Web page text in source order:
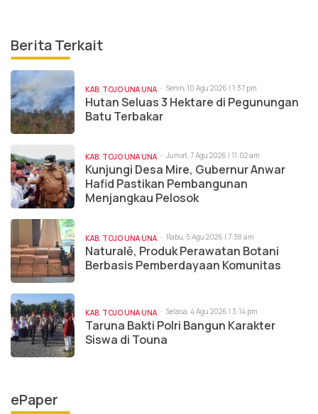
Berita Terkait
KAB. TOJO UNA UNA Senin, 10 Agu 2026 | 1:37 pm
Hutan Seluas 3 Hektare di Pegunungan
Batu Terbakar
KAB. TOJO UNA UNA Jumat, 7 Agu 2026 | 11:02 am
Kunjungi Desa Mire, Gubernur Anwar
Hafid Pastikan Pembangunan
Menjangkau Pelosok
KAB. TOJO UNA UNA Rabu, 5 Agu 2026 | 7:38 am
Naturalē, Produk Perawatan Botani
Berbasis Pemberdayaan Komunitas
KAB. TOJO UNA UNA Selasa, 4 Agu 2026 | 3:14 pm
Taruna Bakti Polri Bangun Karakter
Siswa di Touna
ePaper